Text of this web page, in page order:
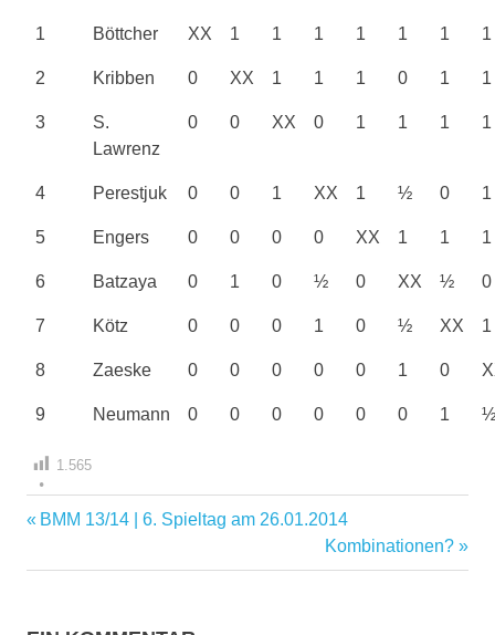
1 Böttcher XX 1 1 1 1 1 1 1
2 Kribben 0 XX 1 1 1 0 1 1
3
S.
Lawrenz
0 0 XX 0 1 1 1 1
4 Perestjuk 0 0 1 XX 1 ½ 0 1
5 Engers 0 0 0 0 XX 1 1 1
6 Batzaya 0 1 0 ½ 0 XX ½ 0
7 Kötz 0 0 0 1 0 ½ XX 1
8 Zaeske 0 0 0 0 0 1 0
9 Neumann 0 0 0 0 0 0 1 ½
1.565
Beitragsnavigation
Vorheriger
BMM 13/14 | 6. Spieltag am 26.01.2014
Nächster
Beitrag:
Kombinationen?